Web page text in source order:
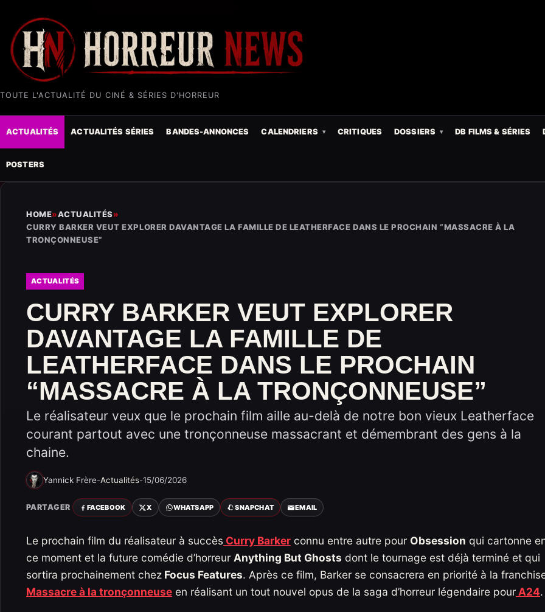
TOUTE L'ACTUALITÉ DU CINÉ & SÉRIES D'HORREUR
ACTUALITÉS ACTUALITÉS SÉRIES BANDES-ANNONCES CALENDRIERS CRITIQUES DOSSIERS DB FILMS & SÉRIES
POSTERS
HOME»ACTUALITÉS»
CURRY BARKER VEUT EXPLORER DAVANTAGE LA FAMILLE DE LEATHERFACE DANS LE PROCHAIN “MASSACRE À LA
TRONÇONNEUSE”
ACTUALITÉS
CURRY BARKER VEUT EXPLORER
DAVANTAGE LA FAMILLE DE
LEATHERFACE DANS LE PROCHAIN
“MASSACRE À LA TRONÇONNEUSE”
Le réalisateur veux que le prochain film aille au-delà de notre bon vieux Leatherface
courant partout avec une tronçonneuse massacrant et démembrant des gens à la
chaine.
Yannick Frère-Actualités-15/06/2026
PARTAGER FACEBOOK X WHATSAPP SNAPCHAT EMAIL
Le prochain film du réalisateur à succès Curry Barker connu entre autre pour Obsession qui cartonne
ce moment et la future comédie d’horreur Anything But Ghosts dont le tournage est déjà terminé et qui
sortira prochainement chez Focus Features. Après ce film, Barker se consacrera en priorité à la
Massacre à la tronçonneuse en réalisant un tout nouvel opus de la saga d’horreur légendaire pourA24.